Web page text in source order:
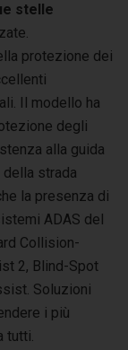
stelle
protezione dei
Il modello ha
degli
alla guida
strada
la presenza di
ADAS del
Collision-
2, Blind-Spot
Soluzioni
i più
tutti.